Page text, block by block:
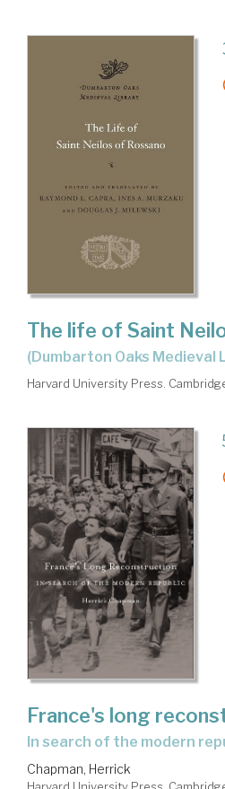
The life of Saint
(Dumbarton Oaks
Harvard University Press.
France's long
in search of the modern
Chapman, Herrick